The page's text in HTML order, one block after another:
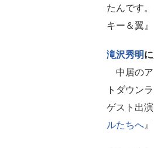
たんです
キー＆翼
滝沢秀明
中居のア
トダウン
ゲスト出
ルたちへ